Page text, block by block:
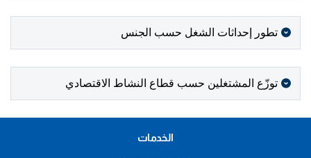
تطور إحداثات الشغل حسب الجنس
توزّع المشتغلين حسب قطاع النشاط الاقتصادي
الخدمات